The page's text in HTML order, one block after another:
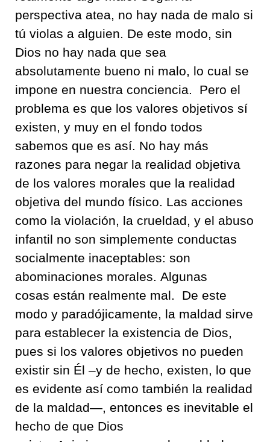
perspectiva atea
no hay nada de malo si
tú violas a alguien
De este modo sin
Dios no hay nada que sea
absolutamente bueno ni malo
lo cual se
impone en nuestra conciencia
Pero el
problema es que los valores objetivos sí
existen y muy en el fondo todos
sabemos que es así No hay más
razones para negar la realidad objetiva
de los valores morales que la realidad
objetiva del mundo físico
Las acciones
como la violación
la crueldad y el abuso
infantil no son simplemente conductas
socialmente inaceptables: son
abominaciones morales
Algunas
cosas están realmente mal
De este
modo y paradójicamente
la maldad sirve
para establecer la existencia de Dios
pues si los valores objetivos no pueden
existir sin Él –y de hecho, existen, lo que
es evidente así como también la realidad
de la maldad—, entonces es inevitable el
hecho de que Dios